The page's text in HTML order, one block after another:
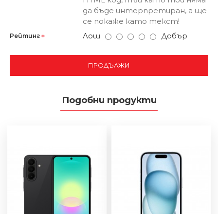
да бъде интерпретиран, а ще
се покаже като текст!
Рейтинг Лош Добър
ПРОДЪЛЖИ
Подобни продукти